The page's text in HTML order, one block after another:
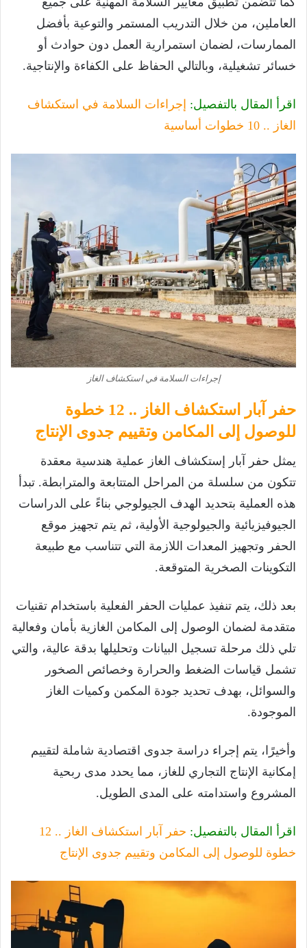
العاملين، من خلال التدريب المستمر والتوعية بأفضل
الممارسات، لضمان استمرارية العمل دون حوادث أو
خسائر تشغيلية، وبالتالي الحفاظ على الكفاءة والإنتاجية.
اقرأ المقال بالتفصيل: إجراءات السلامة في استكشاف
الغاز .. 10 خطوات أساسية
إجراءات السلامة في استكشاف الغاز
حفر آبار استكشاف الغاز .. 12 خطوة
للوصول إلى المكامن وتقييم جدوى الإنتاج
يمثل حفر آبار إستكشاف الغاز عملية هندسية معقدة
تتكون من سلسلة من المراحل المتتابعة والمترابطة. تبدأ
هذه العملية بتحديد الهدف الجيولوجي بناءً على الدراسات
الجيوفيزيائية والجيولوجية الأولية، ثم يتم تجهيز موقع
الحفر وتجهيز المعدات اللازمة التي تتناسب مع طبيعة
التكوينات الصخرية المتوقعة.
بعد ذلك، يتم تنفيذ عمليات الحفر الفعلية باستخدام تقنيات
متقدمة لضمان الوصول إلى المكامن الغازية بأمان وفعالية
تلي ذلك مرحلة تسجيل البيانات وتحليلها بدقة عالية، والتي
تشمل قياسات الضغط والحرارة وخصائص الصخور
والسوائل، بهدف تحديد جودة المكمن وكميات الغاز
الموجودة.
وأخيرًا، يتم إجراء دراسة جدوى اقتصادية شاملة لتقييم
إمكانية الإنتاج التجاري للغاز، مما يحدد مدى ربحية
المشروع واستدامته على المدى الطويل.
اقرأ المقال بالتفصيل:
حفر آبار استكشاف الغاز .. 12
خطوة للوصول إلى المكامن وتقييم جدوى الإنتاج